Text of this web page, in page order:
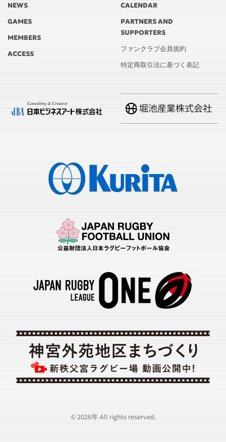
NEWS
GAMES
MEMBERS
ACCESS
CALENDAR
PARTNERS AND
SUPPORTERS
ファンクラブ会員規約
特定商取引法に基づく表記
©2026年All rights reserved.